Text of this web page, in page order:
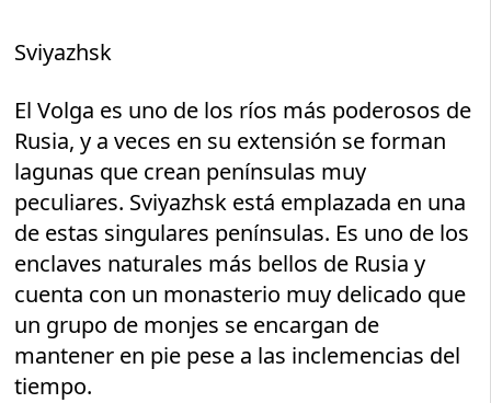
Sviyazhsk
El Volga es uno de los ríos más poderosos de
Rusia, y a veces en su extensión se forman
lagunas que crean penínsulas muy
peculiares. Sviyazhsk está emplazada en una
de estas singulares penínsulas. Es uno de los
enclaves naturales más bellos de Rusia y
cuenta con un monasterio muy delicado que
un grupo de monjes se encargan de
mantener en pie pese a las inclemencias del
tiempo.